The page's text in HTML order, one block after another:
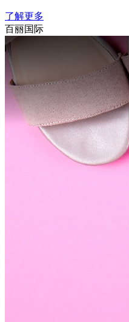
了解更多
百丽国际